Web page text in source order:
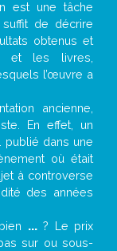
est une tâche
de décrire
obtenus et
et les livres,
l’œuvre a
ancienne,
En effet, un
publié dans une
où était
à controverse
des années
...? Le prix
sur ou sous-